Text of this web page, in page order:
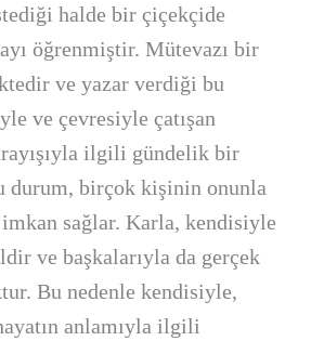
halde bir çiçekçide
öğrenmiştir. Mütevazı bir
ve yazar verdiği bu
ve çevresiyle çatışan
ilgili gündelik bir
durum, birçok kişinin onunla
sağlar. Karla, kendisiyle
ve başkalarıyla da gerçek
Bu nedenle kendisiyle,
anlamıyla ilgili